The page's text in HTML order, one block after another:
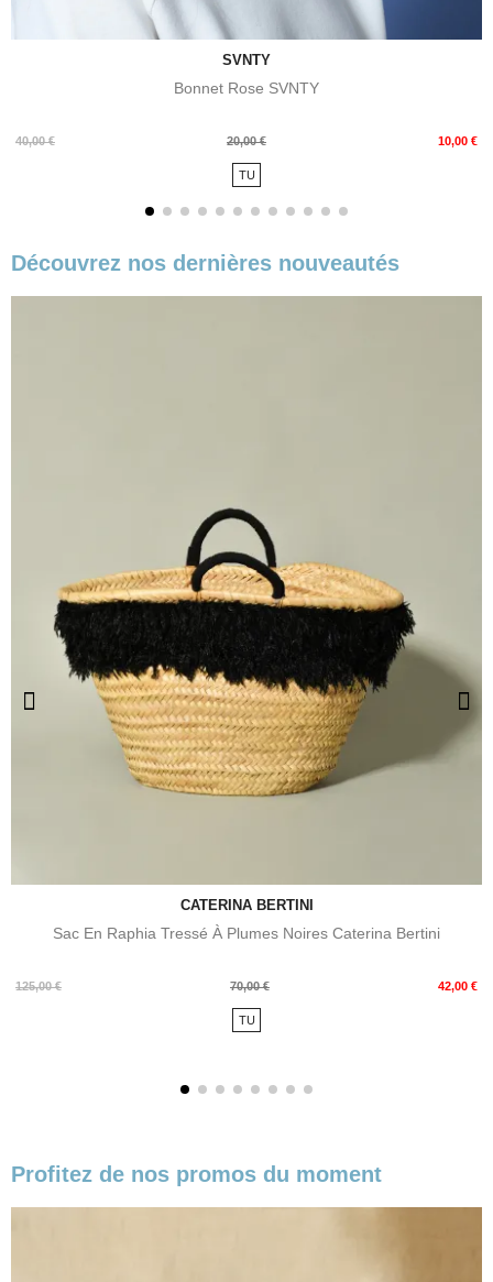
SVNTY
Bonnet Rose SVNTY
40,00 €
Prix
20,00 € 10,00 €
Prix
TU
Découvrez nos dernières nouveautés
CATERINA BERTINI
Sac En Raphia Tressé À Plumes Noires Caterina Bertini
125,00 €
Prix
70,00 € 42,00 €
Prix
TU
Profitez de nos promos du moment